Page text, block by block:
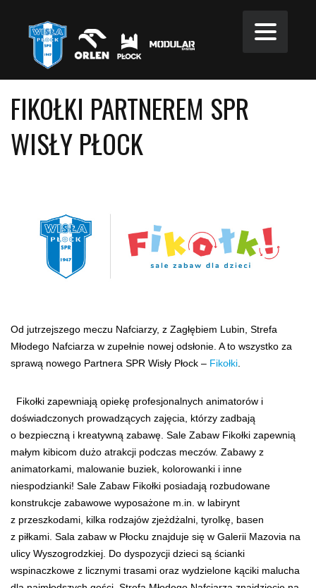
FIKOŁKI PARTNEREM SPR
WISŁY PŁOCK
Od jutrzejszego meczu Nafciarzy, z Zagłębiem Lubin, Strefa
Młodego Nafciarza w zupełnie nowej odsłonie. A to wszystko za
sprawą nowego Partnera SPR Wisły Płock – Fikołki
Fikołki zapewniają opiekę profesjonalnych animatorów i
doświadczonych prowadzących zajęcia, którzy zadbają
o bezpieczną i kreatywną zabawę. Sale Zabaw Fikołki zapewnią
małym kibicom dużo atrakcji podczas meczów. Zabawy z
animatorkami, malowanie buziek, kolorowanki i inne
niespodzianki! Sale Zabaw Fikołki posiadają rozbudowane
konstrukcje zabawowe wyposażone m.in. w labirynt
z przeszkodami, kilka rodzajów zjeżdżalni, tyrolkę, basen
z piłkami. Sala zabaw w Płocku znajduje się w Galerii Mazovia na
ulicy Wyszogrodzkiej. Do dyspozycji dzieci są ścianki
wspinaczkowe z licznymi trasami oraz wydzielone kąciki malucha